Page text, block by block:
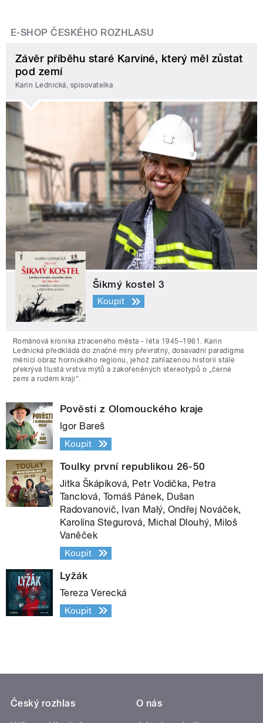
E-SHOP ČESKÉHO ROZHLASU
Závěr příběhu staré Karviné, který měl zůstat
pod zemí
Karin Lednická, spisovatelka
Šikmý kostel 3
Koupit
Románová kronika ztraceného města - léta 1945–1961. Karin
Lednická předkládá do značné míry převratný, dosavadní paradigma
měnící obraz hornického regionu, jehož zahlazenou historii stále
překrývá tlustá vrstva mýtů a zakořeněných stereotypů o „černé
zemi a rudém kraji“.
Pověsti z Olomouckého kraje
Igor Bareš
Koupit
Toulky první republikou 26-50
Jitka Škápíková, Petr Vodička, Petra
Tanclová, Tomáš Pánek, Dušan
Radovanovič, Ivan Malý, Ondřej Nováček,
Karolína Stegurová, Michal Dlouhý, Miloš
Vaněček
Koupit
Lyžák
Tereza Verecká
Koupit
Český rozhlas
O nás